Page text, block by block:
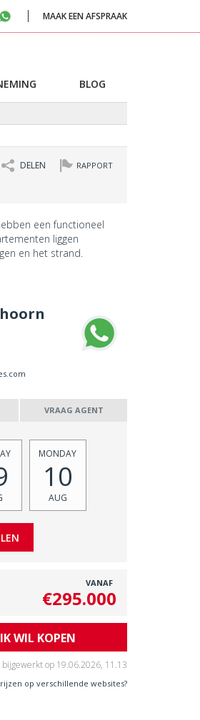
RAPPORT
DELEN
een functioneel
liggen
en het strand.
VRAAG AGENT
MONDAY
10
AUG
VANAF
€295.000
IK WIL KOPEN
bijgewerkt op 19.06.2026, 11.13
op verschillende websites?
MAAK EEN AFSPRAAK
BLOG